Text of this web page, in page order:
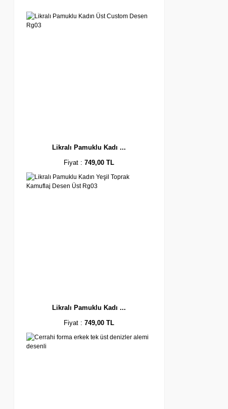
Likralı Pamuklu Kadı ...
Fiyat :749,00 TL
Likralı Pamuklu Kadı ...
Fiyat :749,00 TL